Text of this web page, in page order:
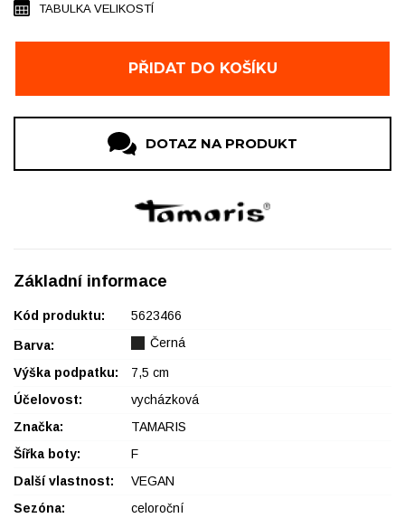
PŘIDAT DO KOŠÍKU
TABULKA VELIKOSTÍ
DOTAZ NA PRODUKT
Základní informace
Kód produktu: 5623466
Barva: Černá
Výška podpatku:
7,5 cm
Účelovost:
vycházková
Značka:
TAMARIS
Šířka boty:
F
Další vlastnost:
VEGAN
Sezóna:
celoroční